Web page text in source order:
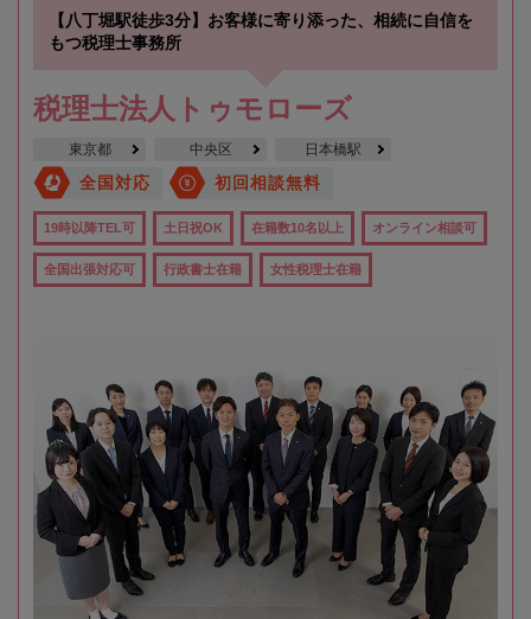
【八丁堀駅徒歩3分】お客様に寄り添った、相続に自信を
もつ税理士事務所
税理士法人トゥモローズ
東京都 中央区 日本橋駅
全国対応 初回相談無料
19時以降TEL可 土日祝OK 在籍数10名以上 オンライン相談可
全国出張対応可 行政書士在籍 女性税理士在籍